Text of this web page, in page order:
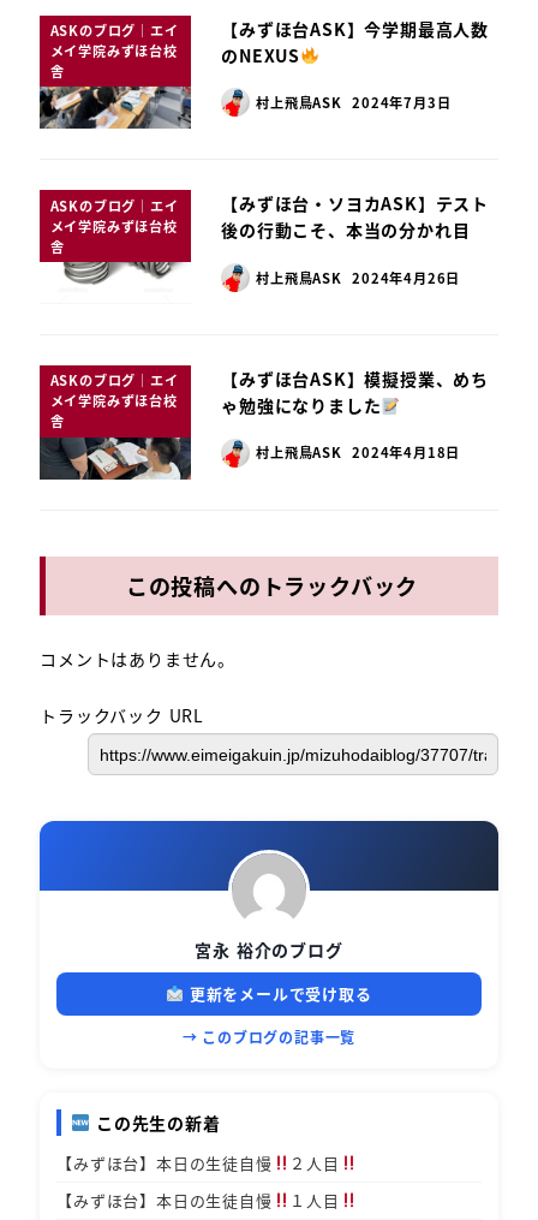
ASKのブログ｜エイ
メイ学院みずほ台校
舎
【みずほ台ASK】今学期最高人数
のNEXUS
村上飛鳥ASK 2024年7月3日
ASKのブログ｜エイ
メイ学院みずほ台校
舎
【みずほ台・ソヨカASK】テスト
後の行動こそ、本当の分かれ目
村上飛鳥ASK 2024年4月26日
ASKのブログ｜エイ
メイ学院みずほ台校
舎
【みずほ台ASK】模擬授業、めち
ゃ勉強になりました
村上飛鳥ASK 2024年4月18日
この投稿へのトラックバック
コメントはありません。
トラックバック URL
宮永 裕介のブログ
更新をメールで受け取る
→ このブログの記事一覧
この先生の新着
【みずほ台】本日の生徒自慢
２人目
【みずほ台】本日の生徒自慢
１人目